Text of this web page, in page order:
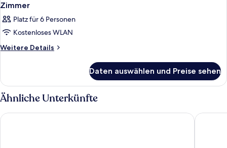
Zimmer
Platz für 6 Personen
Kostenloses WLAN
Weitere Details
Weitere
Daten auswählen und Preise sehen
Ähnliche Unterkünfte
Le Relais Saint Michel Hôtel